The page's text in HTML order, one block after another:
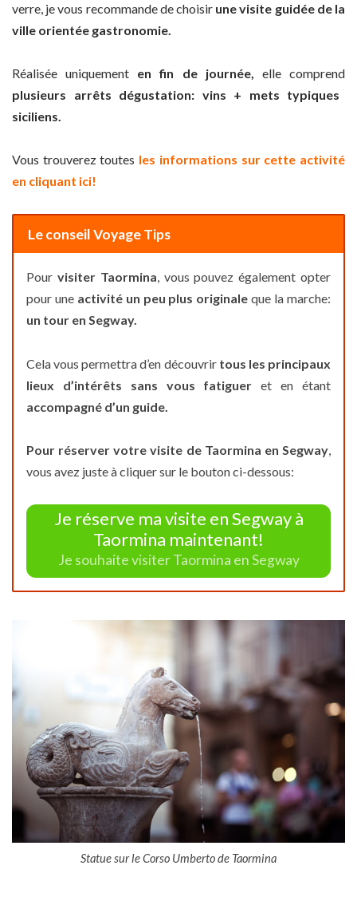
verre, je vous recommande de choisir une visite guidée de la
ville orientée gastronomie.
Réalisée uniquement en fin de journée, elle comprend
plusieurs arrêts dégustation: vins + mets typiques
siciliens.
Vous trouverez toutes les informations sur cette activité
en cliquant ici!
Le conseil Voyage Tips
Pour visiter Taormina, vous pouvez également opter
pour une activité un peu plus originale que la marche:
un tour en Segway.
Cela vous permettra d’en découvrir tous les principaux
lieux d’intérêts sans vous fatiguer et en étant
accompagné d’un guide.
Pour réserver votre visite de Taormina en Segway,
vous avez juste à cliquer sur le bouton ci-dessous:
Je réserve ma visite en Segway à
Taormina maintenant!
Je souhaite visiter Taormina en Segway
Statue sur le Corso Umberto de Taormina